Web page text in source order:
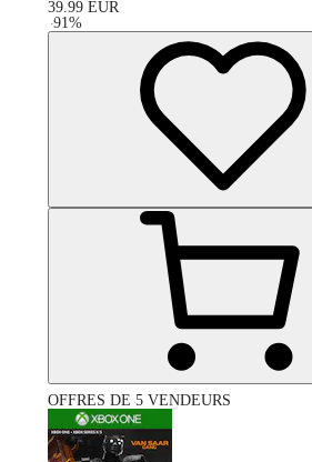
39.99 EUR
-91 %
OFFRES DE 5 VENDEURS